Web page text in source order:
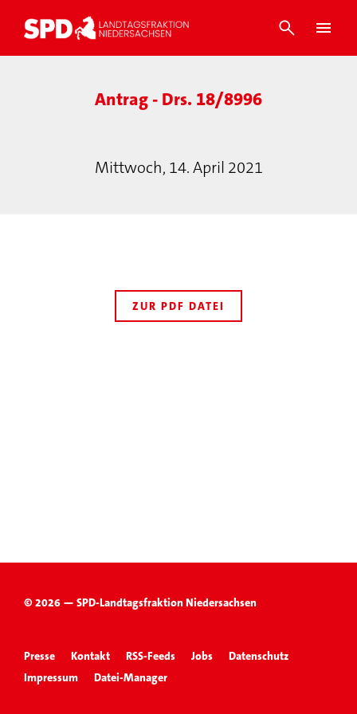
Antrag - Drs. 18/8996
Mittwoch, 14. April 2021
ZUR PDF DATEI
© 2026 — SPD-Landtagsfraktion Niedersachsen
Presse Kontakt RSS-Feeds Jobs
Datenschutz
Impressum
Datei-Manager